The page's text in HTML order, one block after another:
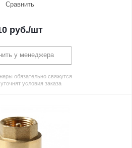
Сравнить
руб./шт
у менеджера
обязательно свяжутся
условия заказа